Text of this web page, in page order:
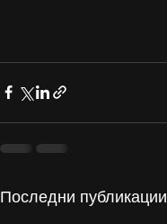
Последни публикации